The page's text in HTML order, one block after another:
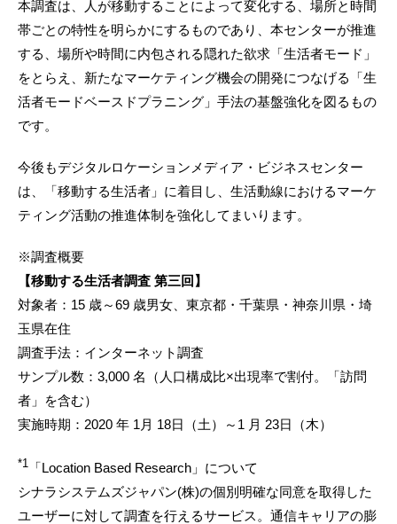
本調査は、人が移動することによって変化する、場所と時間
帯ごとの特性を明らかにするものであり、本センターが推進
する、場所や時間に内包される隠れた欲求「生活者モード」
をとらえ、新たなマーケティング機会の開発につなげる「生
活者モードベースドプラニング」手法の基盤強化を図るもの
です。
今後もデジタルロケーションメディア・ビジネスセンター
は、「移動する生活者」に着目し、生活動線におけるマーケ
ティング活動の推進体制を強化してまいります。
※調査概要
【移動する生活者調査 第三回】
対象者：15 歳～69 歳男女、東京都・千葉県・神奈川県・埼
玉県在住
調査手法：インターネット調査
サンプル数：3,000 名（人口構成比×出現率で割付。「訪問
者」を含む）
実施時期：2020 年 1月 18日（土）～1 月 23日（木）
*1
「Location Based Research」について
シナラシステムズジャパン(株)の個別明確な同意を取得した
ユーザーに対して調査を行えるサービス。通信キャリアの膨